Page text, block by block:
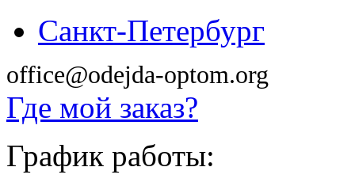
Санкт-Петербург
office@odejda-optom.org
Где мой заказ?
График работы: